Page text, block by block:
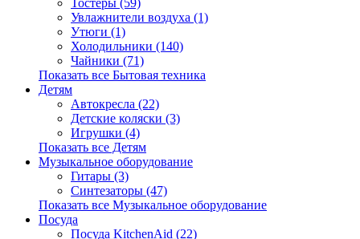
Тостеры (59)
Увлажнители воздуха (1)
Утюги (1)
Холодильники (140)
Чайники (71)
Показать все Бытовая техника
Детям
Автокресла (22)
Детские коляски (3)
Игрушки (4)
Показать все Детям
Музыкальное оборудование
Гитары (3)
Синтезаторы (47)
Показать все Музыкальное оборудование
Посуда
Посуда KitchenAid (22)